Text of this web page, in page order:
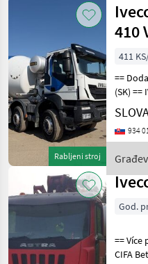
Kategorija 4
TRENUTNA
STAZA
Izgradnja
Gradevinski
Strojevi
Mjesalice
Betona
ODABERITE
Iveco
Poništi
Prikaži 5
rezultata
Rabljeni stroj
410
411
==
(SK) == IVECO TRAKKER 410
8X4
03/2018, 151519 km,
6, 12882 cm3, 302 kW, 934
Iveco
God.
== Více
CIFA